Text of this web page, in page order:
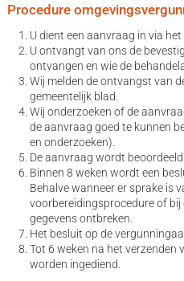
Procedure
U dient een aanvraag in via
U ontvangt van ons de
ontvangen en wie de
Wij melden de ontvangst van
gemeentelijk blad.
Wij onderzoeken of de
de aanvraag goed te kunnen
en onderzoeken).
De aanvraag wordt beoordeeld.
Binnen 8 weken wordt een
Behalve wanneer er sprake is
voorbereidingsprocedure of
gegevens ontbreken.
Het besluit op de
Tot 6 weken na het verzenden
worden ingediend.